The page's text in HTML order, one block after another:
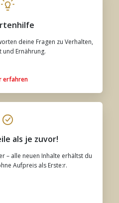
deine Fragen zu Verhalten,
und Ernährung.
erfahren
als je zuvor!
– alle neuen Inhalte erhältst du
Aufpreis als Erste:r.